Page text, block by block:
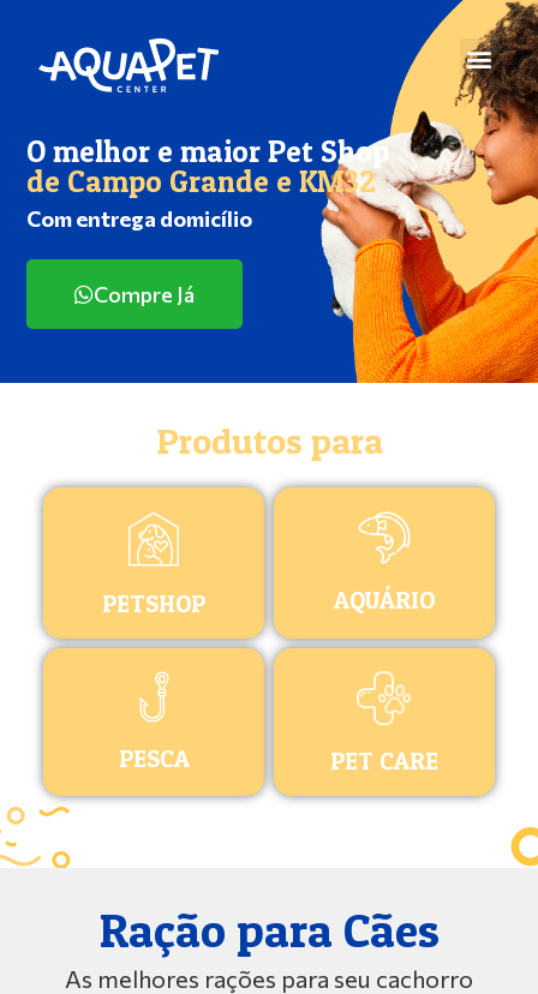
O melhor e maior Pet Shop
de Campo Grande e KM32
Com entrega domicílio
Compre Já
Produtos para
PETSHOP AQUÁRIO
PESCA PET CARE
Ração para Cães
As melhores rações para seu cachorro